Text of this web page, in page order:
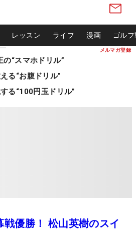
メルマガ登録
レッスン ライフ 漫画 ゴル
“スマホドリル”
る“お腹ドリル”
る“100円玉ドリル”
戦優勝！ 松山英樹のスイ